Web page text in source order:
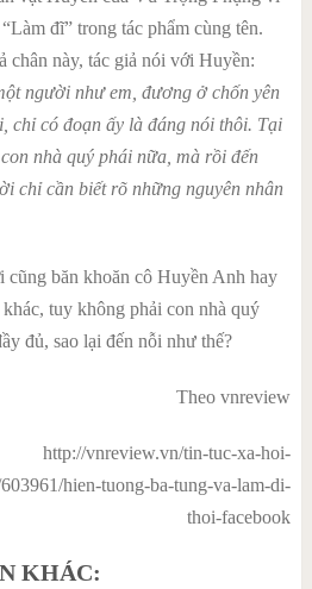
đĩ” trong tác phẩm cùng tên.
chân này, tác giả nói với Huyền:
người như em, đương ở chốn yên
chỉ có đoạn ấy là đáng nói thôi. Tại
nhà quý phái nữa, mà rồi đến
chỉ cần biết rõ những nguyên nhân
cũng băn khoăn cô Huyền Anh hay
tuy không phải con nhà quý
đủ, sao lại đến nỗi như thế?
Theo vnreview
http://vnreview.vn/tin-tuc-xa-hoi-
hien-tuong-ba-tung-va-lam-di-
thoi-facebook
KHÁC: